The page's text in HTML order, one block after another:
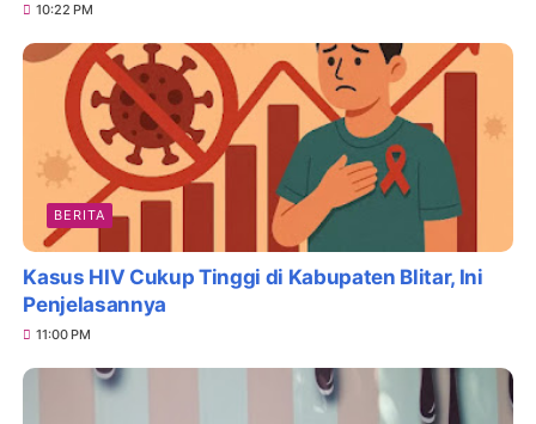
10:22 PM
BERITA
Kasus HIV Cukup Tinggi di Kabupaten Blitar, Ini
Penjelasannya
11:00 PM